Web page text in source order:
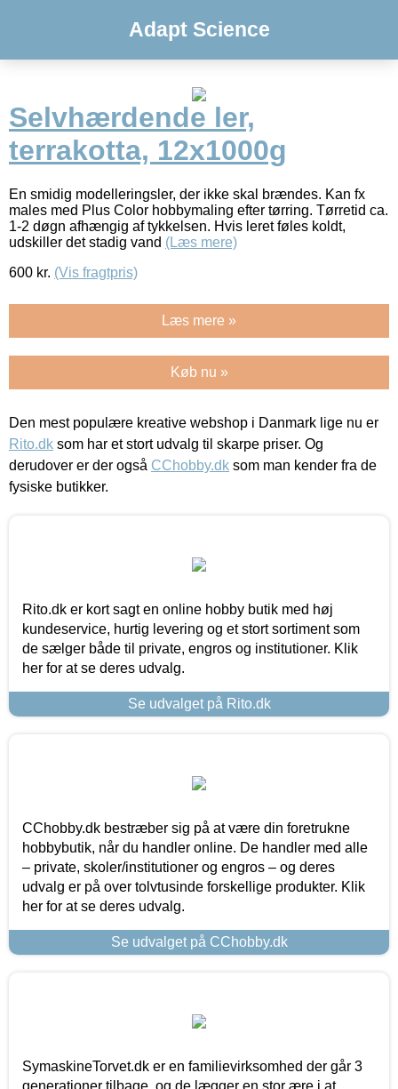
Adapt Science
Selvhærdende ler,
terrakotta, 12x1000g
En smidig modelleringsler, der ikke skal brændes. Kan fx
males med Plus Color hobbymaling efter tørring. Tørretid ca.
1-2 døgn afhængig af tykkelsen. Hvis leret føles koldt,
udskiller det stadig vand (Læs mere)
600 kr. (Vis fragtpris)
Læs mere »
Køb nu »
Den mest populære kreative webshop i Danmark lige nu er
Rito.dk som har et stort udvalg til skarpe priser. Og
derudover er der også CChobby.dk som man kender fra de
fysiske butikker.
Rito.dk er kort sagt en online hobby butik med høj
kundeservice, hurtig levering og et stort sortiment som
de sælger både til private, engros og institutioner. Klik
her for at se deres udvalg.
Se udvalget på Rito.dk
CChobby.dk bestræber sig på at være din foretrukne
hobbybutik, når du handler online. De handler med alle
– private, skoler/institutioner og engros – og deres
udvalg er på over tolvtusinde forskellige produkter. Klik
her for at se deres udvalg.
Se udvalget på CChobby.dk
SymaskineTorvet.dk er en familievirksomhed der går 3
generationer tilbage, og de lægger en stor ære i at